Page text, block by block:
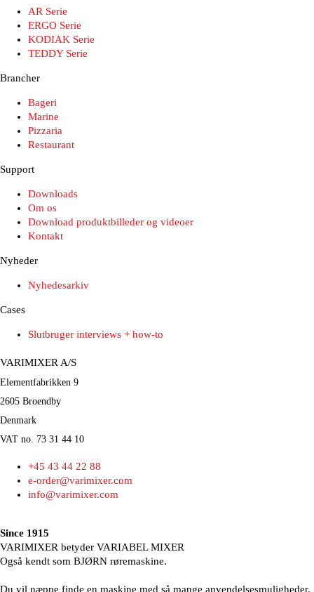
AR Serie
ERGO Serie
KODIAK Serie
TEDDY Serie
Brancher
Bageri
Marine
Pizzaria
Restaurant
Support
Downloads
Om os
Download produktbilleder og videoer
Kontakt
Nyheder
Nyhedesarkiv
Cases
Slutbruger interviews + how-to
VARIMIXER A/S
Elementfabrikken 9
2605 Broendby
Denmark
VAT no. 73 31 44 10
+45 43 44 22 88
e-order@varimixer.com
info@varimixer.com
Since 1915
VARIMIXER betyder VARIABEL MIXER
Også kendt som BJØRN røremaskine.
Du vil næppe finde en maskine med så mange anvendelsesmuligheder.